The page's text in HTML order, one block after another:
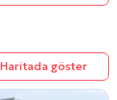
Haritada göster